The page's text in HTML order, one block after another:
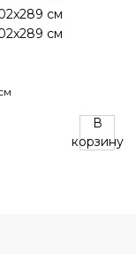
В
корзину